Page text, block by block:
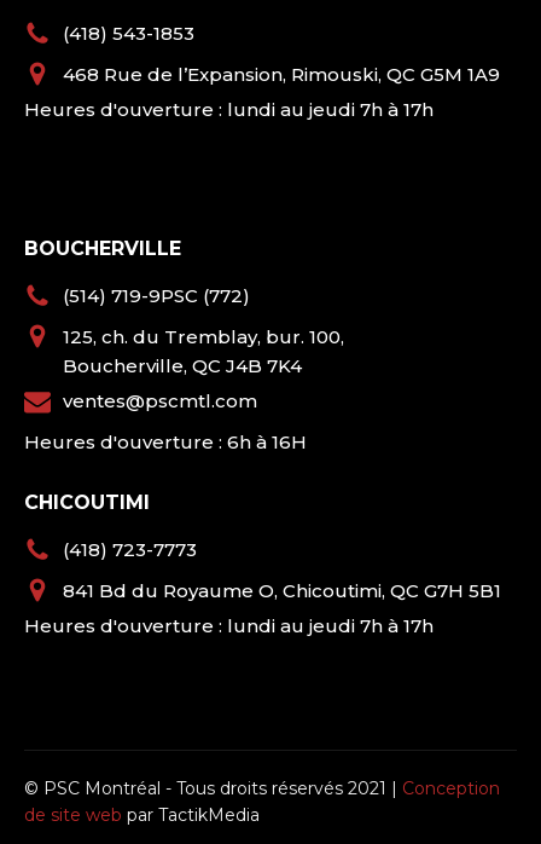
(418) 543-1853
468 Rue de l’Expansion, Rimouski, QC G5M 1A9
Heures d'ouverture : lundi au jeudi 7h à 17h
BOUCHERVILLE
(514) 719-9PSC (772)
125, ch. du Tremblay, bur. 100,
Boucherville, QC J4B 7K4
ventes@pscmtl.com
Heures d'ouverture : 6h à 16H
CHICOUTIMI
(418) 723-7773
841 Bd du Royaume O, Chicoutimi, QC G7H 5B1
Heures d'ouverture : lundi au jeudi 7h à 17h
© PSC Montréal - Tous droits réservés 2021 | Conception
de site web par TactikMedia